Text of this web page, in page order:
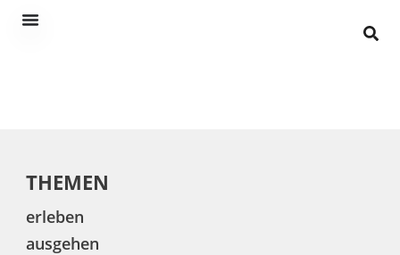
THEMEN
erleben
ausgehen